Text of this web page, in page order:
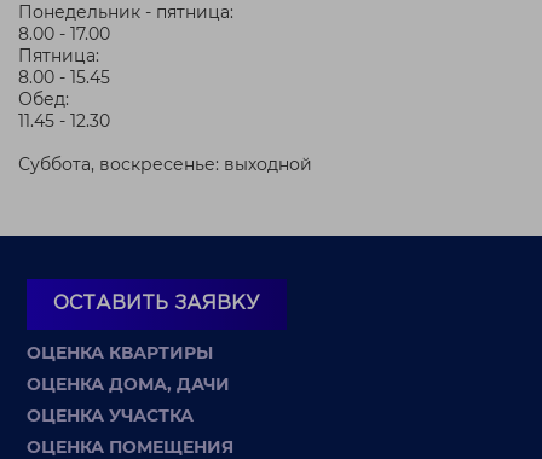
Понедельник - пятница:
8.00 - 17.00
Пятница:
8.00 - 15.45
Обед:
11.45 - 12.30
Суббота, воскресенье: выходной
ОСТАВИТЬ ЗАЯВКУ
ОЦЕНКА КВАРТИРЫ
ОЦЕНКА ДОМА, ДАЧИ
ОЦЕНКА УЧАСТКА
ОЦЕНКА ПОМЕЩЕНИЯ